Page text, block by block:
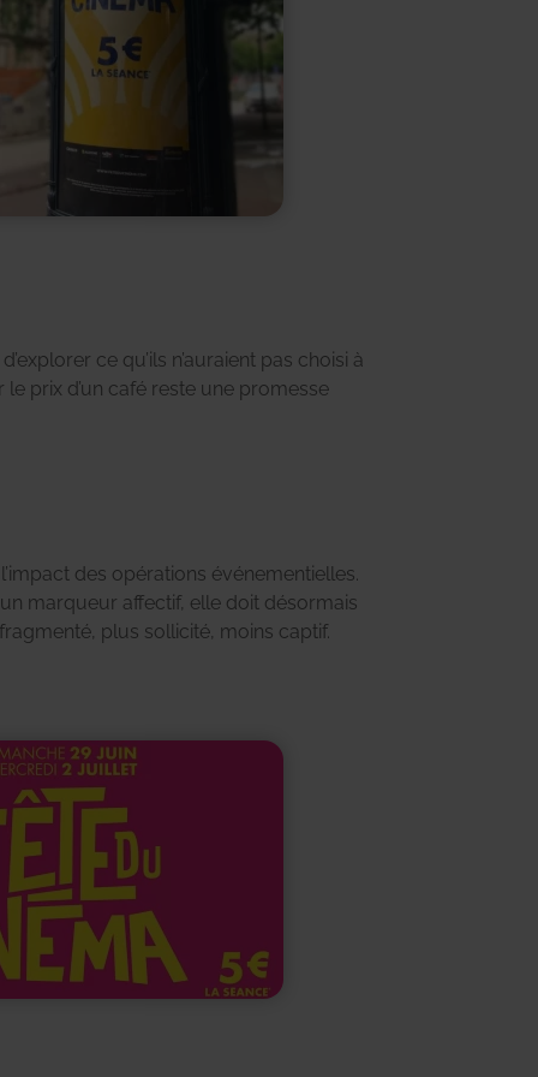
ce qu’ils n’auraient pas choisi à
plus sollicité, moins captif.